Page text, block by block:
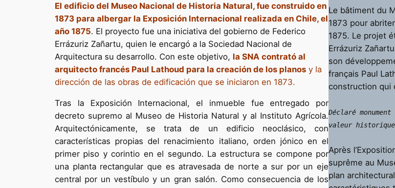
El edificio del Museo Nacional de Historia Natural, fue construido en
1873 para albergar la Exposición Internacional realizada en Chile, el
año 1875. El proyecto fue una iniciativa del gobierno de Federico
Errázuriz Zañartu, quien le encargó a la Sociedad Nacional de
Arquitectura su desarrollo. Con este objetivo, la SNA contrató al
arquitecto francés Paul Lathoud para la creación de los planos y la
dirección de las obras de edificación que se iniciaron en 1873.
Tras la Exposición Internacional, el inmueble fue entregado por
decreto supremo al Museo de Historia Natural y al Instituto Agrícola.
Arquitectónicamente, se trata de un edificio neoclásico, con
características propias del renacimiento italiano, orden jónico en el
primer piso y corintio en el segundo. La estructura se compone por
una planta rectangular que es atravesada de norte a sur por un eje
central por un vestíbulo y un gran salón. Como consecuencia de los
Le bâtiment du
1873 pour
1875. Le projet
Errázuriz
son
français Paul
construction qui
Déclaré
valeur
Après
suprême au
plan